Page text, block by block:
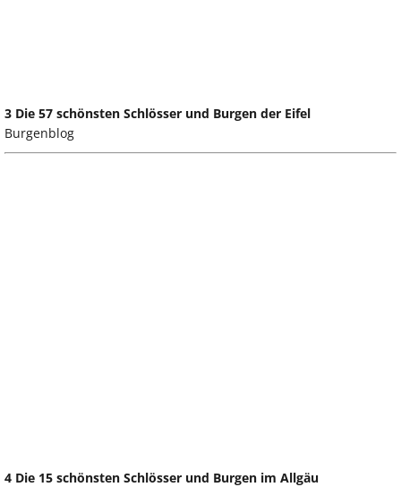
3 Die 57 schönsten Schlösser und Burgen der Eifel
Burgenblog
4 Die 15 schönsten Schlösser und Burgen im Allgäu